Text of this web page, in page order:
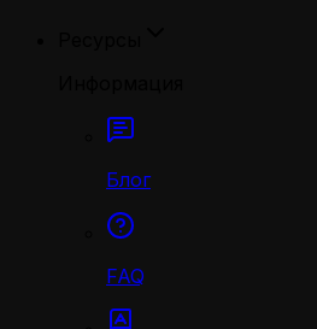
Блог
FAQ